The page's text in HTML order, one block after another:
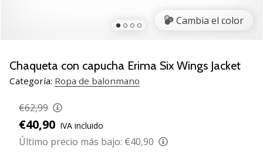
Accelerate
NITRO
SQD
Descubre
las
actualizaciones
Cambia el color
Chaqueta con capucha Erima Six Wings Jacket
Categoría: Ropa de balonmano
€62,99
€40,90 IVA incluido
Último precio más bajo: €40,90